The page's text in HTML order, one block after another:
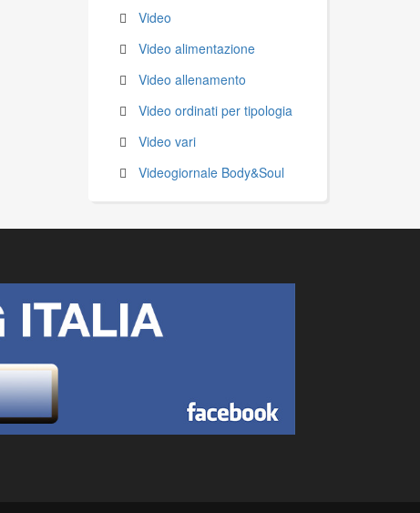
Video
Video alimentazione
Video allenamento
Video ordinati per tipologia
Video vari
Videogiornale Body&Soul